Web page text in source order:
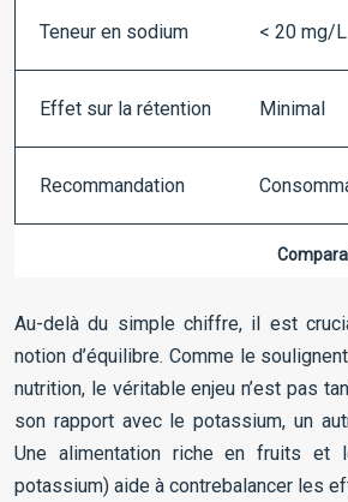
Teneur en sodium < 20 mg/L
Effet sur la rétention Minimal
Recommandation
Au-delà du simple chiffre, il est
notion d’équilibre. Comme le
nutrition, le véritable enjeu n’est pas
son rapport avec le potassium, un
Une alimentation riche en fruits et
potassium) aide à contrebalancer les